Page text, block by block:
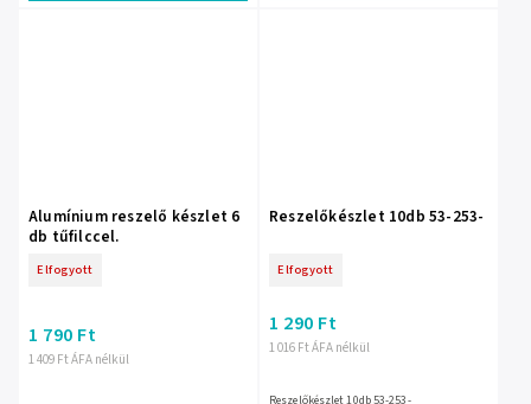
Alumínium reszelő készlet 6
db tűfilccel.
Elfogyott
1 409 Ft ÁFA nélkül
1 790 Ft
Reszelőkészlet 10db 53-253-
Elfogyott
1 016 Ft ÁFA nélkül
1 290 Ft